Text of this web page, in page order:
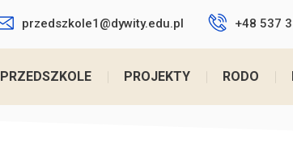
przedszkole1@dywity.edu.pl +48 537
PRZEDSZKOLE PROJEKTY RODO
tutaj:Home > Przedszkole > Nasze Przedszkole >